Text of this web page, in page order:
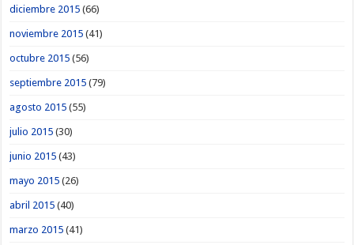
diciembre 2015 (66)
noviembre 2015 (41)
octubre 2015 (56)
septiembre 2015 (79)
agosto 2015 (55)
julio 2015 (30)
junio 2015 (43)
mayo 2015 (26)
abril 2015 (40)
marzo 2015 (41)